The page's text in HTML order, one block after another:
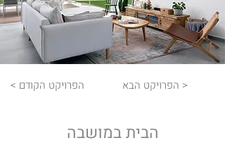
< הפרויקט הקודם הפרויקט הבא >
הבית במושבה